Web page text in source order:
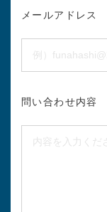
メールアドレス
問い合わせ内容